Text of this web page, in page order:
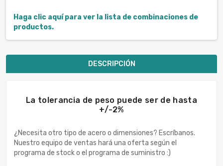
Haga clic aquí para ver la lista de combinaciones de
productos.
DESCRIPCIÓN
La tolerancia de peso puede ser de hasta
+/-2%
¿Necesita otro tipo de acero o dimensiones? Escríbanos.
Nuestro equipo de ventas hará una oferta según el
programa de stock o el programa de suministro :)